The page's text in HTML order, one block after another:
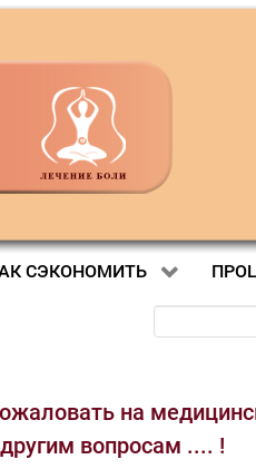
СЭКОНОМИТЬ
на
вопросам .... !